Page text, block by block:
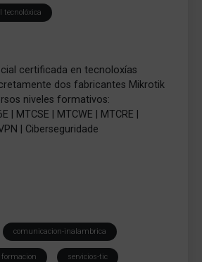
tecnolóxica
certificada en tecnoloxías
dos fabricantes Mikrotik
niveles formativos:
| MTCSE | MTCWE | MTCRE |
| Ciberseguridade
comunicacion-inalambrica
formacion servicios-tic